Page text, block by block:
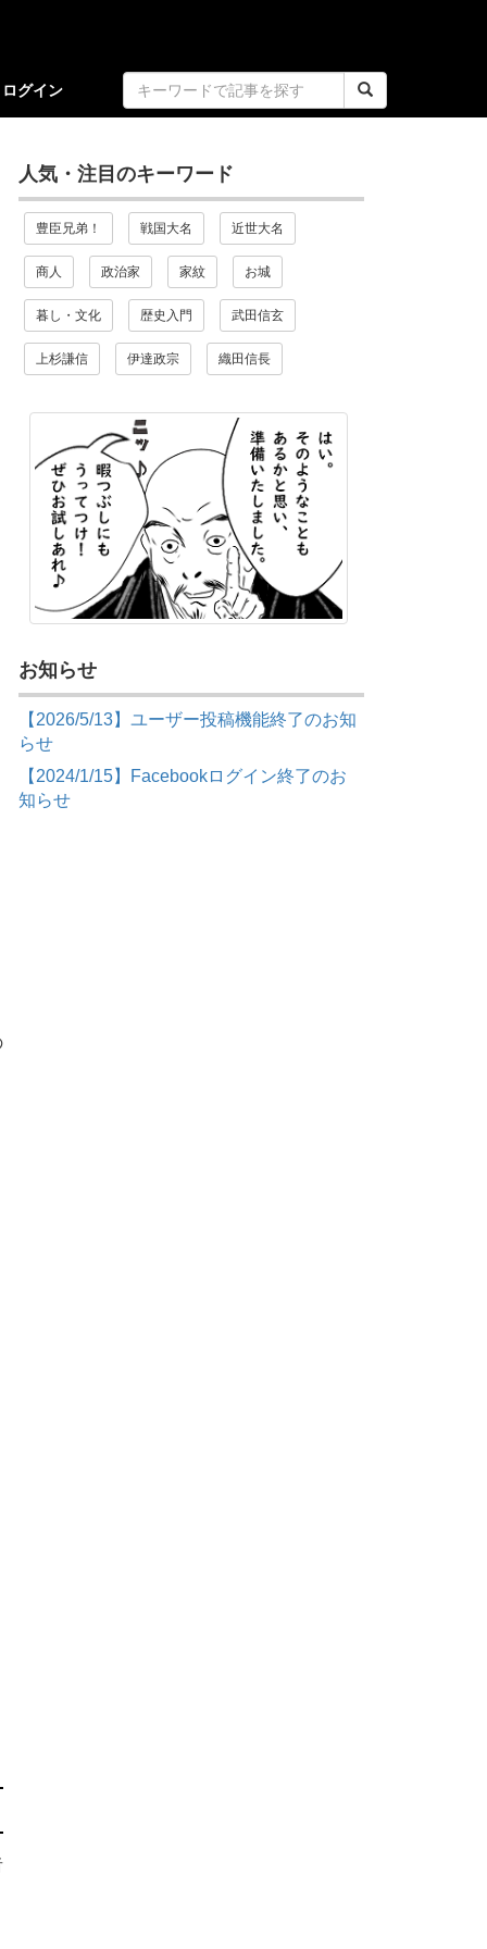
ログイン
人気・注目のキーワード
豊臣兄弟！ 戦国大名 近世大名
商人 政治家 家紋 お城
暮し・文化 歴史入門 武田信玄
上杉謙信 伊達政宗 織田信長
お知らせ
【2026/5/13】ユーザー投稿機能終了のお知
らせ
【2024/1/15】Facebookログイン終了のお
知らせ